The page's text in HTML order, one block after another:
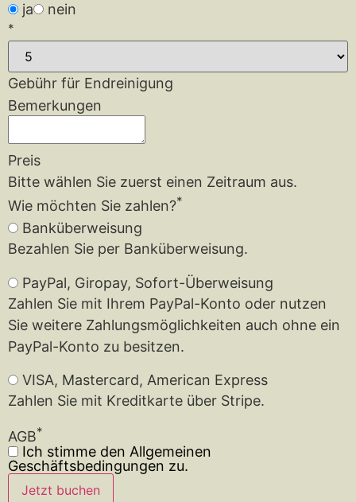
ja nein
*
Gebühr für Endreinigung
Bemerkungen
Preis
Bitte wählen Sie zuerst einen Zeitraum aus.
Wie möchten Sie zahlen?*
Banküberweisung
Bezahlen Sie per Banküberweisung.
PayPal, Giropay, Sofort-Überweisung
Zahlen Sie mit Ihrem PayPal-Konto oder nutzen
Sie weitere Zahlungsmöglichkeiten auch ohne ein
PayPal-Konto zu besitzen.
VISA, Mastercard, American Express
Zahlen Sie mit Kreditkarte über Stripe.
AGB*
Ich stimme den Allgemeinen
Geschäftsbedingungen zu.
Jetzt buchen